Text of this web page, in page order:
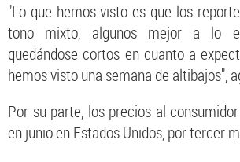
"Lo que hemos visto es que los
tono mixto, algunos mejor a lo
quedándose cortos en cuanto a
hemos visto una semana de altibajos",
Por su parte, los precios al
en junio en Estados Unidos, por tercer